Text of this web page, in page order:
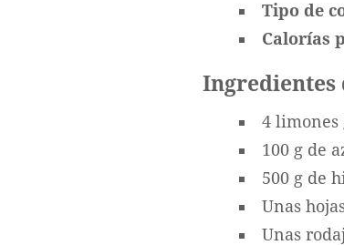
Tipo de
Calorías
Ingredientes
4 limones
100 g de
500 g de
Unas
Unas